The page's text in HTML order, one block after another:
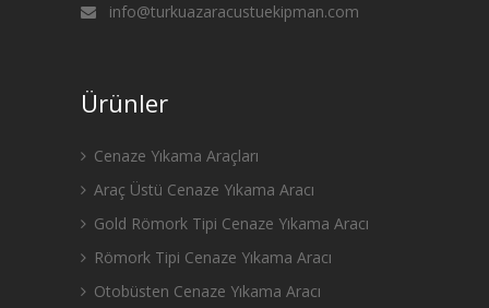
info@turkuazaracustuekipman.com
Ürünler
Cenaze Yıkama Araçları
Araç Üstü Cenaze Yıkama Aracı
Gold Römork Tipi Cenaze Yıkama Aracı
Römork Tipi Cenaze Yıkama Aracı
Otobüsten Cenaze Yıkama Aracı